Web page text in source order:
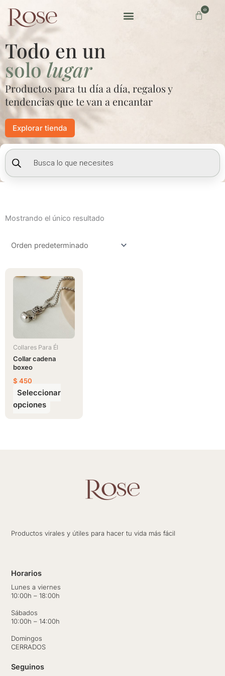
contenido
0
Carrito
Todo en un
sololugar
Productos para tu día a día, regalos y
tendencias que te van a encantar
Explorar tienda
Búsqueda
de
productos
Mostrando el único resultado
Collares Para Él
Collar cadena
boxeo
$ 450
Seleccionar
opciones
Este
múltiples
variantes.
Las
opciones
se
pueden
elegir
en
la
Productos virales y útiles para hacer tu vida más fácil
Horarios
Lunes a viernes
10:00h – 18:00h
Sábados
10:00h – 14:00h
Domingos
CERRADOS
Seguinos